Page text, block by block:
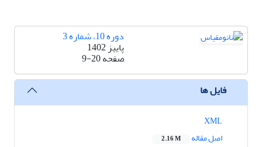
دوره 10، شماره 3
پاییز 1402
صفحه9-20
فایل ها
اصل مقاله
2.16 M